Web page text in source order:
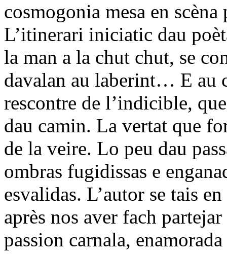
cosmogonia mesa en
L’itinerari iniciatic dau
la man a la chut chut, se
davalan au laberint… E au
rescontre de l’indicible,
dau camin. La vertat que
de la veire. Lo peu dau
ombras fugidissas e
esvalidas. L’autor se tais
après nos aver fach
passion carnala,